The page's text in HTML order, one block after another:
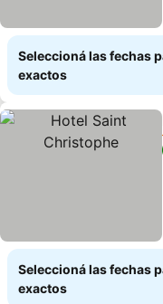
Seleccioná las fechas
exactos
Seleccioná las fechas
exactos